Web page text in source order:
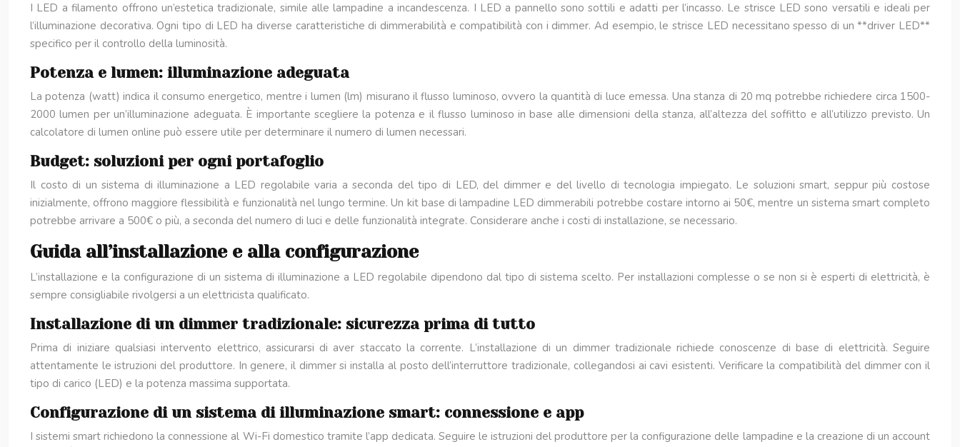
I LED a filamento offrono un’estetica tradizionale, simile alle lampadine a incandescenza. I LED a pannello sono sottili e adatti per l’incasso. Le strisce LED sono versatili e ideali per
l’illuminazione decorativa. Ogni tipo di LED ha diverse caratteristiche di dimmerabilità e compatibilità con i dimmer. Ad esempio, le strisce LED necessitano spesso di un **driver LED**
specifico per il controllo della luminosità.
Potenza e lumen: illuminazione adeguata
La potenza (watt) indica il consumo energetico, mentre i lumen (lm) misurano il flusso luminoso, ovvero la quantità di luce emessa. Una stanza di 20 mq potrebbe richiedere circa 1500-
2000 lumen per un’illuminazione adeguata. È importante scegliere la potenza e il flusso luminoso in base alle dimensioni della stanza, all’altezza del soffitto e all’utilizzo previsto. Un
calcolatore di lumen online può essere utile per determinare il numero di lumen necessari.
Budget: soluzioni per ogni portafoglio
Il costo di un sistema di illuminazione a LED regolabile varia a seconda del tipo di LED, del dimmer e del livello di tecnologia impiegato. Le soluzioni smart, seppur più costose
inizialmente, offrono maggiore flessibilità e funzionalità nel lungo termine. Un kit base di lampadine LED dimmerabili potrebbe costare intorno ai 50€, mentre un sistema smart completo
potrebbe arrivare a 500€ o più, a seconda del numero di luci e delle funzionalità integrate. Considerare anche i costi di installazione, se necessario.
Guida all’installazione e alla configurazione
L’installazione e la configurazione di un sistema di illuminazione a LED regolabile dipendono dal tipo di sistema scelto. Per installazioni complesse o se non si è esperti di elettricità, è
sempre consigliabile rivolgersi a un elettricista qualificato.
Installazione di un dimmer tradizionale: sicurezza prima di tutto
Prima di iniziare qualsiasi intervento elettrico, assicurarsi di aver staccato la corrente. L’installazione di un dimmer tradizionale richiede conoscenze di base di elettricità. Seguire
attentamente le istruzioni del produttore. In genere, il dimmer si installa al posto dell’interruttore tradizionale, collegandosi ai cavi esistenti. Verificare la compatibilità del dimmer con il
tipo di carico (LED) e la potenza massima supportata.
Configurazione di un sistema di illuminazione smart: connessione e app
I sistemi smart richiedono la connessione al Wi-Fi domestico tramite l’app dedicata. Seguire le istruzioni del produttore per la configurazione delle lampadine e la creazione di un account